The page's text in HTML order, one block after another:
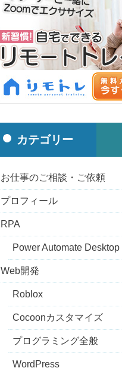
カテゴリー
お仕事のご相談・ご依頼
プロフィール
RPA
Power Automate Desktop
Web開発
Roblox
Cocoonカスタマイズ
プログラミング全般
WordPress